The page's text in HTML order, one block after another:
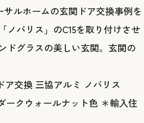
ルホームの玄関ドア交換事例を
ノバリス」のC15を取り付けさせ
ドグラスの美しい玄関。玄関の